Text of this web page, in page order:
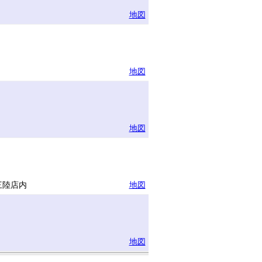
地図
地図
地図
店内
地図
地図